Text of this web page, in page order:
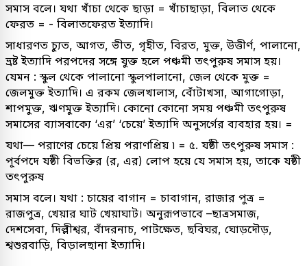
সমাস বলে। যথা খাঁচা থেকে ছাড়া = খাঁচাছাড়া, বিলাত থেকে
ফেরত = - বিলাতফেরত ইত্যাদি।
সাধারণত চ্যুত, আগত, ভীত, গৃহীত, বিরত, মুক্ত, উত্তীর্ণ, পালানো,
ভ্রষ্ট ইত্যাদি পরপদের সঙ্গে যুক্ত হলে পঞ্চমী তৎপুরুষ সমাস হয়।
যেমন : স্কুল থেকে পালানো স্কুলপালানো, জেল থেকে মুক্ত =
জেলমুক্ত ইত্যাদি। এ রকম জেলখালাস, বোঁটাখসা, আগাগোড়া,
শাপমুক্ত, ঋণমুক্ত ইত্যাদি। কোনো কোনো সময় পঞ্চমী তৎপুরুষ
সমাসের ব্যাসবাক্যে ‘এর’ ‘চেয়ে’ ইত্যাদি অনুসর্গের ব্যবহার হয়। =
যথা— পরাণের চেয়ে প্রিয় পরাণপ্রিয় ৷ = ৫. যষ্ঠী তৎপুরুষ সমাস :
পূর্বপদে যষ্ঠী বিভক্তির (র, এর) লোপ হয়ে যে সমাস হয়, তাকে যষ্ঠী
তৎপুরুষ
সমাস বলে। যথা : চায়ের বাগান = চাবাগান, রাজার পুত্র =
রাজপুত্র, খেয়ার ঘাট খেয়াঘাট। অনুরূপভাবে –ছাত্রসমাজ,
দেশসেবা, দিল্লীশ্বর, বাঁদরনাচ, পাটক্ষেত, ছবিঘর, ঘোড়দৌড়,
শ্বশুরবাড়ি, বিড়ালছানা ইত্যাদি।